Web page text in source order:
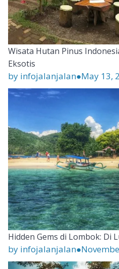
Wisata Hutan Pinus
Eksotis
by infojalanjalan●May 13,
Hidden Gems di Lombok: Di
by infojalanjalan●